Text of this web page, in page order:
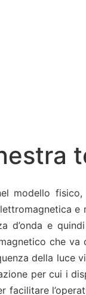
modello
e
che va
della luce
per cui i
facilitare